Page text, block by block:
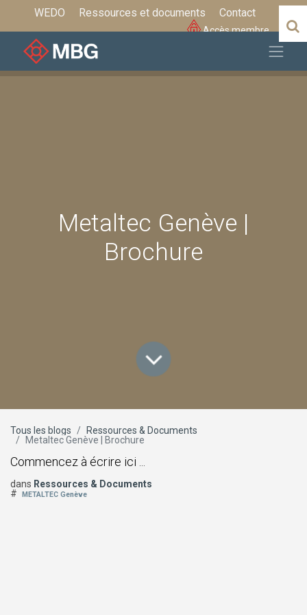
WEDO Ressources et documents Contact
Accès membre
Metaltec Genève |
Brochure
Tous les blogs
Ressources & Documents
Metaltec Genève | Brochure
Commencez à écrire ici ...
dans Ressources & Documents
#
METALTEC Genève